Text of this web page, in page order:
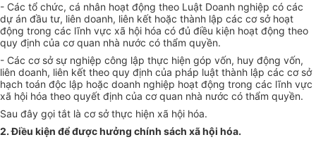
- Các tổ chức, cá nhân hoạt động theo Luật Doanh nghiệp có các
dự án đầu tư, liên doanh, liên kết hoặc thành lập các cơ sở hoạt
động trong các lĩnh vực xã hội hóa có đủ điều kiện hoạt động theo
quy định của cơ quan nhà nước có thẩm quyền.
- Các cơ sở sự nghiệp công lập thực hiện góp vốn, huy động vốn,
liên doanh, liên kết theo quy định của pháp luật thành lập các cơ sở
hạch toán độc lập hoặc doanh nghiệp hoạt động trong các lĩnh vực
xã hội hóa theo quyết định của cơ quan nhà nước có thẩm quyền.
Sau đây gọi tắt là cơ sởthực hiện xã hội hóa.
2. Điều kiện đểđượchưởng chính sách xã hội hóa.